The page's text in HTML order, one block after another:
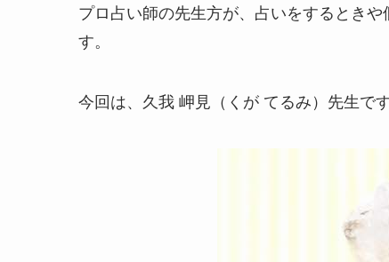
プロ占い師の先生方が、占いをするとき
す。
今回は、久我 岬見（くが てるみ）先生です